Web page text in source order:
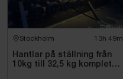
Stockholm 13h 49m
Hantlar på ställning från
10kg till 32,5 kg komplett